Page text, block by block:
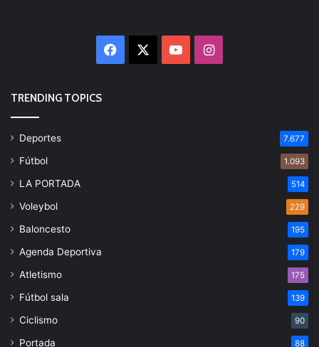
Facebook YouTubeInstagram
TRENDING TOPICS
Deportes 7.677
Fútbol 1.093
LA PORTADA 514
Voleybol 229
Baloncesto 195
Agenda Deportiva 179
Atletismo 175
Fútbol sala 139
Ciclismo 90
Portada 88